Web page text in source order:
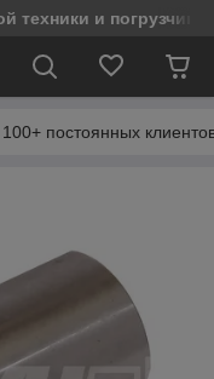
техники и
постоянных